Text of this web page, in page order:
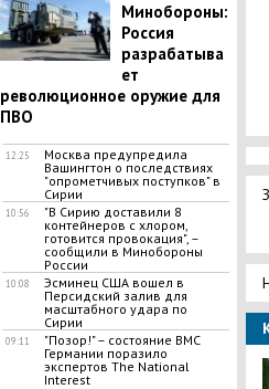
Минобороны:
Россия
разрабатыва
ет
революционное оружие для
ПВО
12:25
Москва предупредила
Вашингтон о последствиях
"опрометчивых поступков" в
Сирии
10:56
"В Сирию доставили 8
контейнеров с хлором,
готовится провокация", –
сообщили в Минобороны
России
10:08
Эсминец США вошел в
Персидский залив для
масштабного удара по
Сирии
09:11
"Позор!" – состояние ВМС
Германии поразило
экспертов The National
Interest